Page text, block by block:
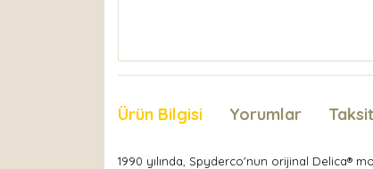
Ürün Bilgisi Yorumlar
1990 yılında, Spyderco'nun orijinal Delica®